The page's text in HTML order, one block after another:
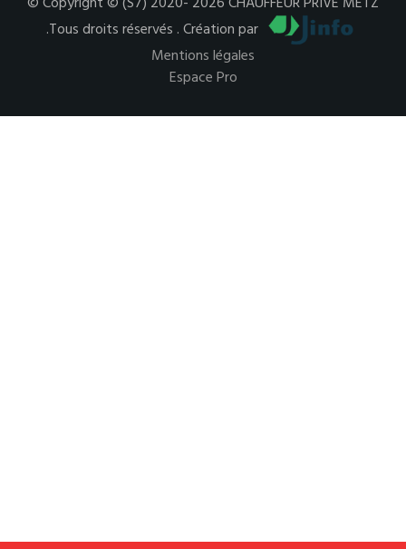
.Tous droits réservés . Création par
Mentions légales
Espace Pro